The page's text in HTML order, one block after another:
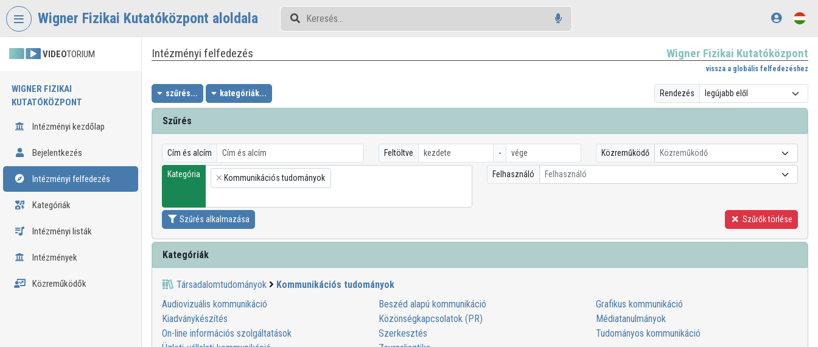
Fejléc kihagyása
Wigner Fizikai Kutatóközpont aloldala
VIDEOTORIUM
WIGNER FIZIKAI
KUTATÓKÖZPONT
Intézményi kezdőlap
Bejelentkezés
Intézményi felfedezés
Kategóriák
Intézményi listák
Intézmények
Közreműködők
Intézményi felfedezés Wigner Fizikai Kutatóközpont
vissza a globális felfedezéshez
szűrés... kategóriák... Rendezés
Szűrés
Cím és alcím Feltöltve - Közreműködő Közreműködő
Kategória
×
Kommunikációs tudományok Felhasználó Felhasználó
Szűrés alkalmazása Szűrők törlése
Kategóriák
Társadalomtudományok
Kommunikációs tudományok
Audiovizuális kommunikáció
Beszéd alapú kommunikáció
Grafikus kommunikáció
Kiadványkészítés
Közönségkapcsolatok (PR)
Médiatanulmányok
On-line információs szolgáltatások
Szerkesztés
Tudományos kommunikáció